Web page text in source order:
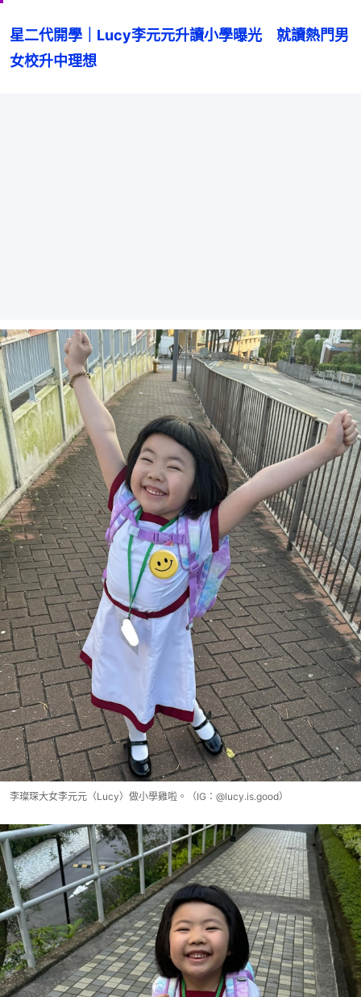
星二代開學｜Lucy李元元升讀小學曝光　就讀熱門男
女校升中理想
李璨琛大女李元元（Lucy）做小學雞啦。（IG：@lucy.is.good）